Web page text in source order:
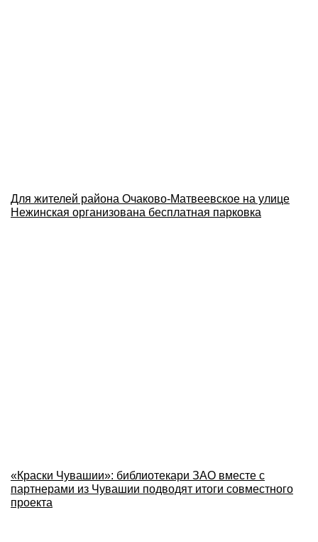
Для жителей района Очаково-Матвеевское на улице
Нежинская организована бесплатная парковка
«Краски Чувашии»: библиотекари ЗАО вместе с
партнерами из Чувашии подводят итоги совместного
проекта